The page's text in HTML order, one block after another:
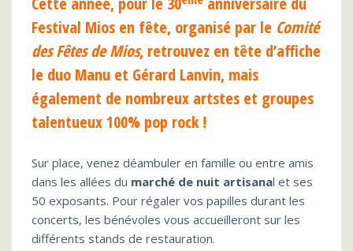
Festival Mios en fête, organisé par le Comité
des Fêtes de Mios, retrouvez en tête d’affiche
le duo Manu et Gérard Lanvin, mais
également de nombreux artstes et groupes
talentueux 100% pop rock!
Sur place, venez déambuler en famille ou entre amis
dans les allées du marché de nuit artisanal et ses
50 exposants. Pour régaler vos papilles durant les
concerts, les bénévoles vous accueilleront sur les
différents stands de restauration.